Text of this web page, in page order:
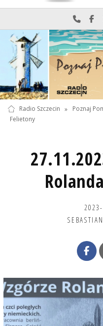
Radio Szczecin » Poznaj
Felietony